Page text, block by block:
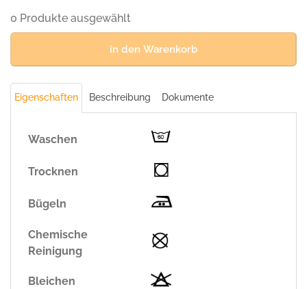
200g/m²)
0 Produkte ausgewählt
in den Warenkorb
Eigenschaften Beschreibung Dokumente
Waschen
Trocknen
Bügeln
Chemische
Reinigung
Bleichen